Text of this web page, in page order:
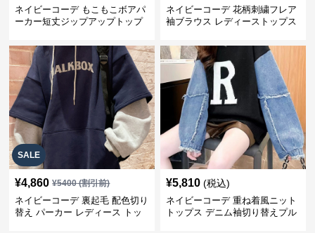
ネイビーコーデ もこもこボアパ
ーカー短丈ジップアップトップ
ネイビーコーデ 花柄刺繍フレア
袖ブラウス レディーストップス
SALE
¥4,860 ¥5400(割引前)
ネイビーコーデ 裏起毛 配色切り
替え パーカー レディース トッ
¥5,810 (税込)
ネイビーコーデ 重ね着風ニット
トップス デニム袖切り替えプル